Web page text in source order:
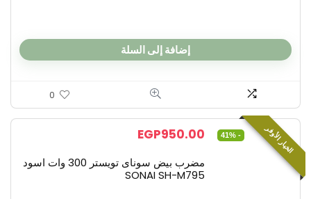
إضافة إلى السلة
0
الخيار الأوفر - 41%
EGP950.00
مضرب بيض سوناى تويستر 300 وات اسود
SONAI SH-M795